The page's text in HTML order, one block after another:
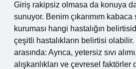
Giriş rakipsiz olmasa da konuya
sunuyor. Benim çıkarımım
kuruması hangi hastalığın
çeşitli hastalıkların belirtisi olabilir.
arasında: Ayrıca, yetersiz sıvı
alışkanlıkları ve çevresel faktörler